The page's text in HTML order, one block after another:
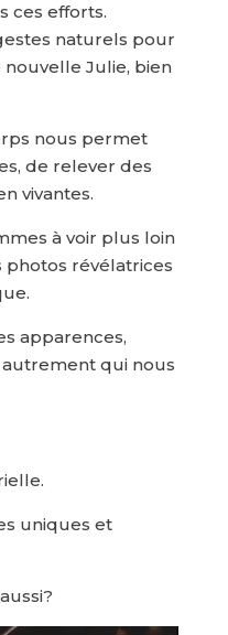
ces efforts.
naturels pour
nouvelle Julie, bien
nous permet
de relever des
vivantes.
à voir plus loin
photos révélatrices
apparences,
qui nous
uniques et